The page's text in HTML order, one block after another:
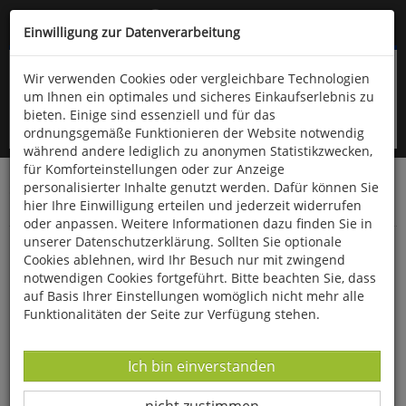
Kompletten Head der Seite überspringen
oder (06766) 9323-960
Startseite Bücher Quelle & Meyer Verlag
Flora
Bestimmungskarten
Die Zapfen heimischer und kultivierter
Nadelgehölze im Vergleich
Einwilligung zur Datenverarbeitung
Wir verwenden Cookies oder vergleichbare Technologien
um Ihnen ein optimales und sicheres Einkaufserlebnis zu
bieten. Einige sind essenziell und für das
ordnungsgemäße Funktionieren der Website notwendig
während andere lediglich zu anonymen Statistikzwecken,
für Komforteinstellungen oder zur Anzeige
personalisierter Inhalte genutzt werden. Dafür können Sie
hier Ihre Einwilligung erteilen und jederzeit widerrufen
oder anpassen. Weitere Informationen dazu finden Sie in
unserer Datenschutzerklärung. Sollten Sie optionale
Cookies ablehnen, wird Ihr Besuch nur mit zwingend
notwendigen Cookies fortgeführt. Bitte beachten Sie, dass
auf Basis Ihrer Einstellungen womöglich nicht mehr alle
Funktionalitäten der Seite zur Verfügung stehen.
Datenverarbeitung -
Ich bin einverstanden